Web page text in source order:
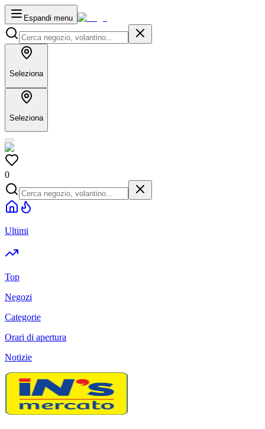
Espandi menu
Seleziona
Seleziona
0
Ultimi
Top
Negozi
Categorie
Orari di apertura
Notizie